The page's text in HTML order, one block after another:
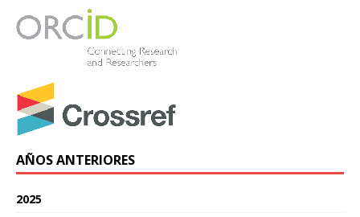
AÑOS ANTERIORES
2025